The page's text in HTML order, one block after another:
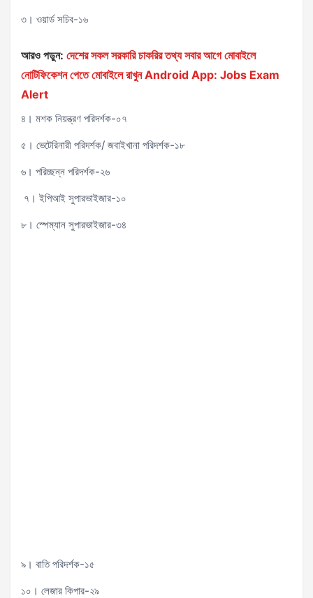
৩। ওয়ার্ড সচিব-১৬
আরও পড়ুন: দেশের সকল সরকারি চাকরির তথ্য সবার আগে মোবাইলে
নোটিফিকেশন পেতে মোবাইলে রাখুন Android App: Jobs Exam
Alert
৪। মশক নিয়ন্ত্রণ পরিদর্শক-০৭
৫। ভেটেরিনারী পরিদর্শক/ জবাইখানা পরিদর্শক-১৮
৬। পরিচ্ছন্ন পরিদর্শক-২৬
৭। ইপিআই সুপারভাইজার-১০
৮। স্পেম্যান সুপারভাইজার-৩৪
৯। বাতি পরিদর্শক-১৫
১০। লেজার কিপার-২৯